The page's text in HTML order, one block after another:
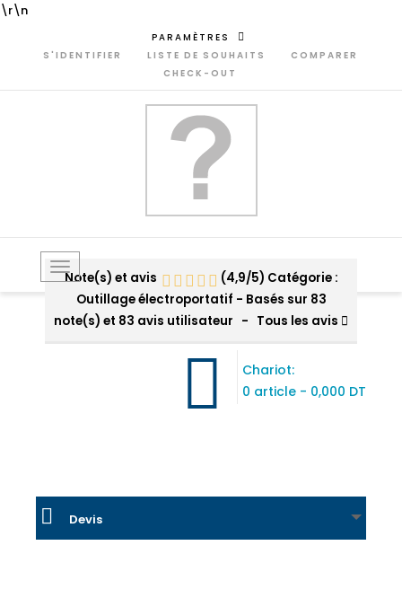
\r\n
PARAMÈTRES
S'IDENTIFIER
LISTE DE SOUHAITS
COMPARER
CHECK-OUT
Toggle
navigation
Note(s) et avis (4,9/5) Catégorie :
Outillage électroportatif - Basés sur 83
note(s) et 83 avis utilisateur - Tous les avis
Chariot:
0 article - 0,000 DT
Devis